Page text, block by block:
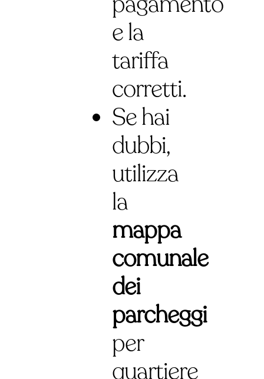
e la
tariffa
corretti.
Se hai
dubbi,
utilizza
la
mappa
comunale
dei
parcheggi
per
quartiere